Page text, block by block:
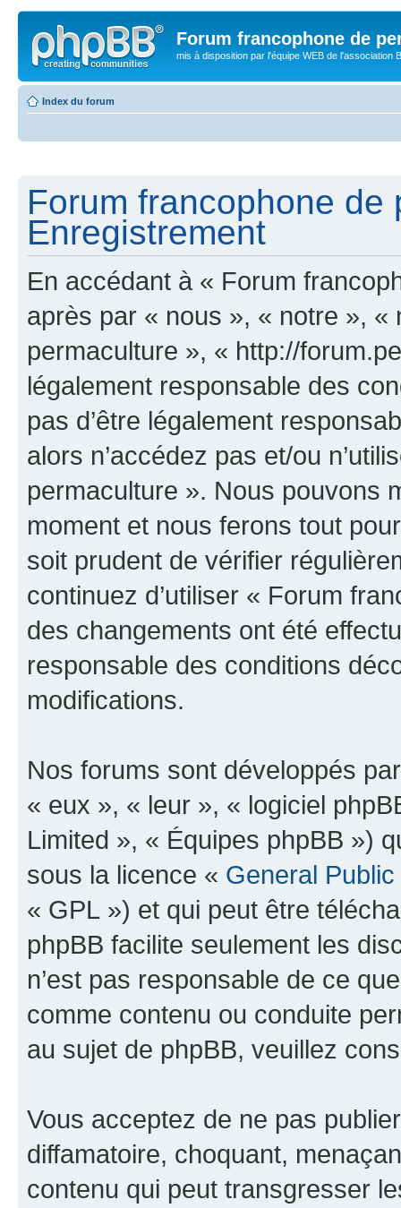
Forum francophone de
mis à disposition par l'équipe WEB de l'association
Index du forum
Forum francophone de
Enregistrement
En accédant à « Forum
après par « nous », « notre »,
permaculture », « http://
légalement responsable des
pas d’être légalement
alors n’accédez pas et/ou
permaculture ». Nous pouvons
moment et nous ferons tout
soit prudent de vérifier
continuez d’utiliser « Forum
des changements ont été
responsable des conditions
modifications.
Nos forums sont développés
« eux », « leur », « logiciel
Limited », « Équipes phpBB »)
sous la licence « General
« GPL ») et qui peut être
phpBB facilite seulement les
n’est pas responsable de ce
comme contenu ou conduite
au sujet de phpBB, veuillez
Vous acceptez de ne pas
diffamatoire, choquant,
contenu qui peut transgresser